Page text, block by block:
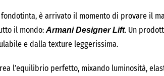
è arrivato il momento di provare il
il mondo:Armani Designer Lift. Un
e dalla texture leggerissima.
l’equilibrio perfetto, mixando luminosità,